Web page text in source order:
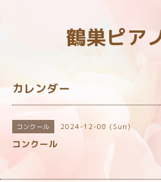
鶴巣ピア
カレンダー
コンクール 2024-12-08 (Sun)
コンクール